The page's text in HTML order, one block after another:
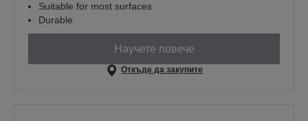
Suitable for most surfaces
Durable
Научете повече
Откъде да закупите